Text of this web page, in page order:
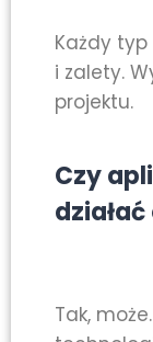
Każdy
i zalety.
projektu.
Czy
Tak,